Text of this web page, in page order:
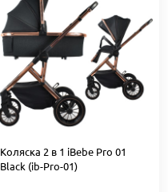
Коляска 2 в 1 iBebe Pro 01
Black (ib-Pro-01)